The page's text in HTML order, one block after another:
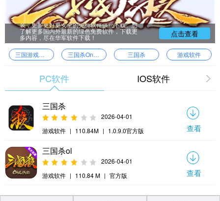
下载三国杀ol就到华军软件园，这里不仅为
您提供最新版的三国杀ol，还为您提供三国杀ol
的同类软件下载，免费高速下载，一键绿色安
装，更多更好更安全的免费软件供您下载。想
了解更多国内外最新的绿色免费软件，下载更
多内容，尽在华军软件下载！ 点击查看
三国游戏单机版 三国杀Online 三国杀 游戏软件
PC软件 IOS软件
三国杀
2026-04-01
游戏软件 | 110.84M | 1.0.9.0官方版 查看
三国杀ol
2026-04-01
游戏软件 | 110.84 M | 官方版 查看